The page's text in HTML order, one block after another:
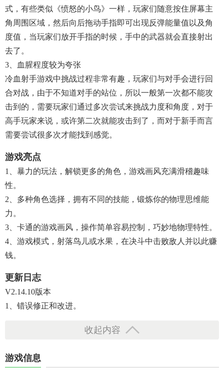
式，有些类似《愤怒的小鸟》一样，玩家们随意按住屏幕主
角周围区域，然后向后拖动手指即可出现反弹能量值以及角
度值，当玩家们放开手指的时候，手中的武器就会直接射出
去了。
3、血腥程度较为夸张
冷血射手游戏中挑战过程非常有趣，玩家们与对手会进行回
合对战，由于不知道对手的站位，所以一般第一次都不能攻
击到的，需要玩家们通过多次尝试来挑战力度和角度，对于
高手玩家来说，或许第二次就能攻击到了，而对于新手而言
需要尝试很多次才能找到感觉。
游戏亮点
1、暴力的玩法，解锁更多的角色，游戏画风充满滑稽趣味
性。
2、多种角色选择，拥有不同的技能，锻炼你的物理思维能
力。
3、卡通的游戏画风，操作简单容易控制，巧妙地物理特性。
4、游戏模式，射落鸟儿或水果，在决斗中击败敌人并以此赚
钱。
更新日志
V2.14.10版本
1、错误修正和改进。
收起内容
游戏信息